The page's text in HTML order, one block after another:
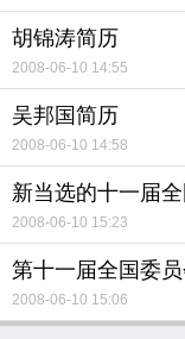
胡锦涛简历
2008-06-10 14:55
吴邦国简历
2008-06-10 14:58
新当选的十一届
2008-06-10 15:23
第十一届全国委
2008-06-10 15:06